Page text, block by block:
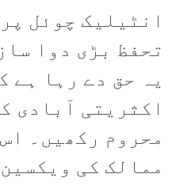
انٹیلیک چوئل
تحفظ بڑی دوا
یہ حق دے رہا ہے
اکثریتی آبادی
محروم رکھیں۔
ممالک کی